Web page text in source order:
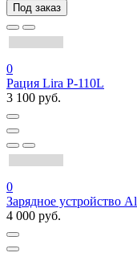
Под заказ
0
Рация Lira P-110L
3 100 руб.
0
Зарядное устройство
4 000 руб.